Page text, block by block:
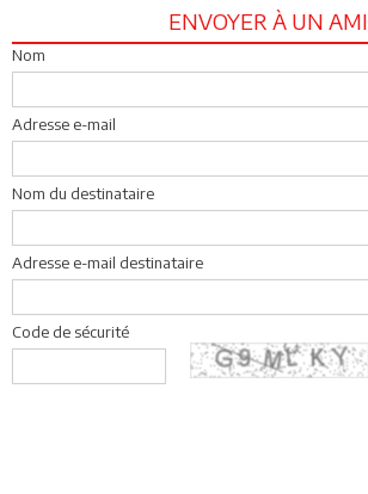
ENVOYER À UN AMI
Nom
Adresse e-mail
Nom du destinataire
Adresse e-mail destinataire
Code de sécurité